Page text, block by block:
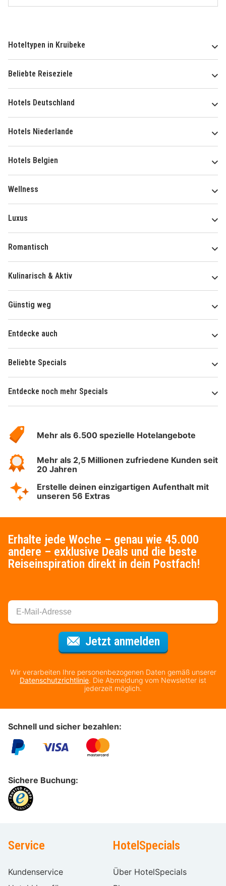
Hoteltypen in Kruibeke
Beliebte Reiseziele
Hotels Deutschland
Hotels Niederlande
Hotels Belgien
Wellness
Luxus
Romantisch
Kulinarisch & Aktiv
Günstig weg
Entdecke auch
Beliebte Specials
Entdecke noch mehr Specials
Hotelspecials
Mehr als 6.500 spezielle Hotelangebote
Mehr als 2,5 Millionen zufriedene Kunden seit
20 Jahren
Erstelle deinen einzigartigen Aufenthalt mit
unseren 56 Extras
Erhalte jede Woche – genau wie 45.000
andere – exklusive Deals und die beste
Reiseinspiration direkt in dein Postfach!
Jetzt anmeldenFür den
Wir verarbeiten Ihre personenbezogenen Daten gemäß unserer
Datenschutzrichtlinie. Die Abmeldung vom Newsletter ist
jederzeit möglich.
Schnell und sicher bezahlen:
Sichere Buchung:
Service
Kundenservice
HotelSpecials
Über HotelSpecials